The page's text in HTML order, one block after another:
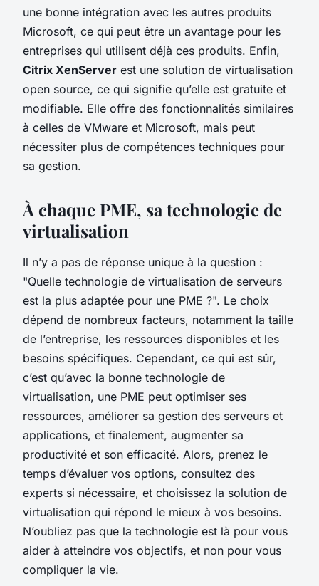
une bonne intégration avec les autres produits
Microsoft, ce qui peut être un avantage pour les
entreprises qui utilisent déjà ces produits. Enfin,
Citrix XenServer est une solution de virtualisation
open source, ce qui signifie qu’elle est gratuite et
modifiable. Elle offre des fonctionnalités similaires
à celles de VMware et Microsoft, mais peut
nécessiter plus de compétences techniques pour
sa gestion.
À chaque PME, sa technologie de
virtualisation
Il n’y a pas de réponse unique à la question :
"Quelle technologie de virtualisation de serveurs
est la plus adaptée pour une PME ?". Le choix
dépend de nombreux facteurs, notamment la taille
de l’entreprise, les ressources disponibles et les
besoins spécifiques. Cependant, ce qui est sûr,
c’est qu’avec la bonne technologie de
virtualisation, une PME peut optimiser ses
ressources, améliorer sa gestion des serveurs et
applications, et finalement, augmenter sa
productivité et son efficacité. Alors, prenez le
temps d’évaluer vos options, consultez des
experts si nécessaire, et choisissez la solution de
virtualisation qui répond le mieux à vos besoins.
N’oubliez pas que la technologie est là pour vous
aider à atteindre vos objectifs, et non pour vous
compliquer la vie.